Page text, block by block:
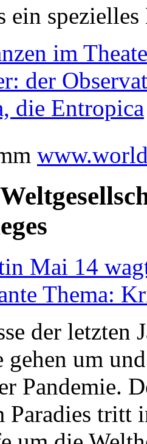
ein
im
der
die Entropica
Mai 14
Thema:
der letzten
gehen um
Pandemie.
tritt